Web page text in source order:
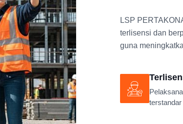
LSP
terlisensi dan
guna